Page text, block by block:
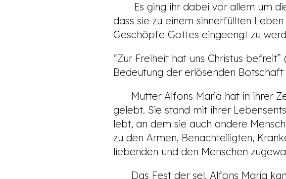
Es ging ihr dabei vor allem um die
dass sie zu einem sinnerfüllten
Geschöpfe Gottes eingeengt zu
“Zur Freiheit hat uns Christus
Bedeutung der erlösenden Botschaft
Mutter Alfons Maria hat in ihrer
gelebt. Sie stand mit ihrer
lebt, an dem sie auch andere
zu den Armen, Benachteiligten,
liebenden und den Menschen
Das Fest der sel. Alfons Maria